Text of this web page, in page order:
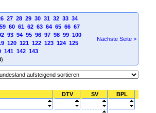
27 28 29 30 31 32 33 34
59 60 61 62 63 64 65 66 67
93 94 95 96 97 98 99 100
120 121 122 123 124 125
141 142 143
)
Nächste Seite >
DTV SV BPL